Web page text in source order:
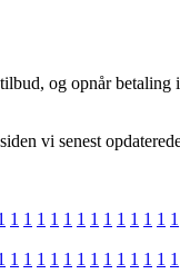
og opnår
vi senest
1 1 1 1 1 1 1 1 1 1 1 1 1
1 1 1 1 1 1 1 1 1 1 1 1 1